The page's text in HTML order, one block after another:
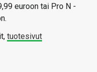
euroon tai Pro N -
tuotesivut